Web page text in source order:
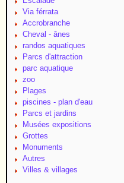
Via férrata
Accrobranche
Cheval - ânes
randos aquatiques
Parcs d'attraction
parc aquatique
zoo
Plages
piscines - plan d'eau
Parcs et jardins
Musées expositions
Grottes
Monuments
Autres
Villes & villages